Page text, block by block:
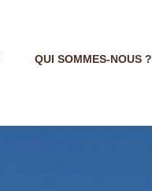
QUI SOMMES-NOUS ?